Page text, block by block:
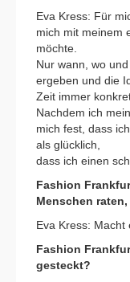
Eva Kress: Für
mich mit meinem
möchte.
Nur wann, wo
ergeben und die
Zeit immer
Nachdem ich
mich fest, dass
als glücklich,
dass ich einen
Fashion
Menschen
Eva Kress: Macht
Fashion
gesteckt?